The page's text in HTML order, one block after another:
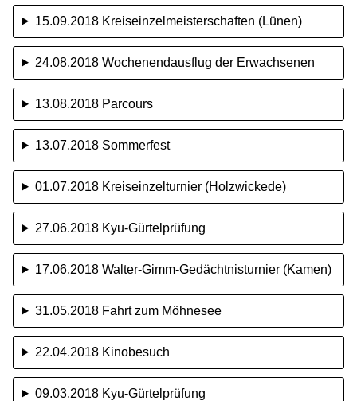
15.09.2018 Kreiseinzelmeisterschaften (Lünen)
24.08.2018 Wochenendausflug der Erwachsenen
13.08.2018 Parcours
13.07.2018 Sommerfest
01.07.2018 Kreiseinzelturnier (Holzwickede)
27.06.2018 Kyu-Gürtelprüfung
17.06.2018 Walter-Gimm-Gedächtnisturnier (Kamen)
31.05.2018 Fahrt zum Möhnesee
22.04.2018 Kinobesuch
09.03.2018 Kyu-Gürtelprüfung